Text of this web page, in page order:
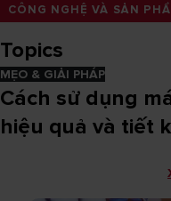
CÔNG NGHỆ VÀ SẢN
Topics
MẸO & GIẢI PHÁP
Cách sử dụng
hiệu quả và tiết